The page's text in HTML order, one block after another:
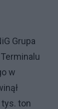
Grupa
w
tys. ton